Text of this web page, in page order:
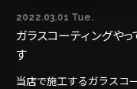
2022.03.01 Tue.
ガラスコーティングやっ
す
当店で施工するガラスコ